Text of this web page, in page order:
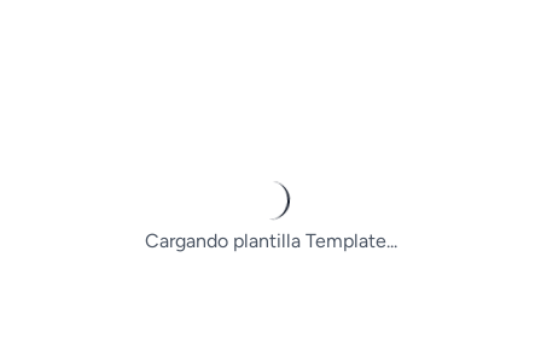
Cargando plantilla Template...